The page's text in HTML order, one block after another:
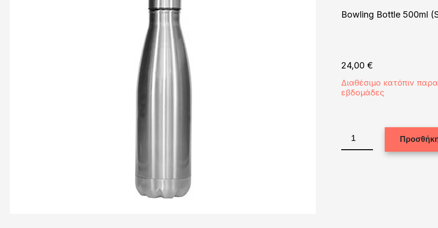
Bowling Bottle 500ml
24,00€
Διαθέσιμο κατόπιν
εβδομάδες
Bowling
Bottle